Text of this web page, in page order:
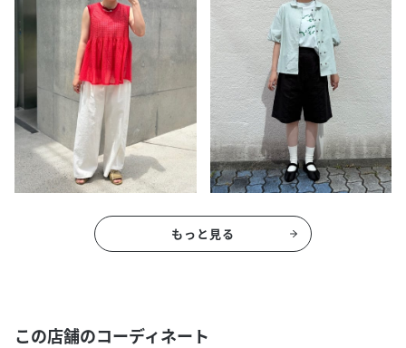
もっと見る
この店舗のコーディネート